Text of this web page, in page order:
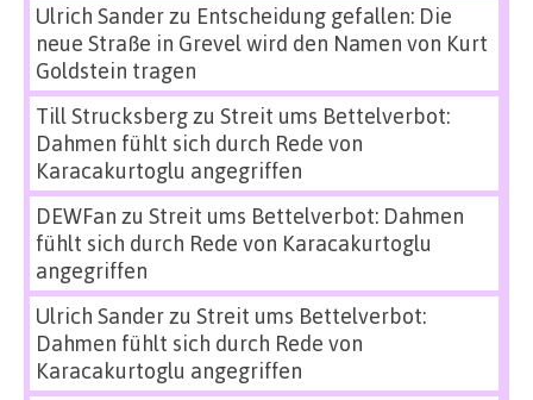
Ulrich Sanderzu Entscheidung gefallen: Die
neue Straße in Grevel wird den Namen von Kurt
Goldstein tragen
Till Strucksbergzu Streit ums Bettelverbot:
Dahmen fühlt sich durch Rede von
Karacakurtoglu angegriffen
DEWFan zu Streit ums Bettelverbot: Dahmen
fühlt sich durch Rede von Karacakurtoglu
angegriffen
Ulrich Sanderzu Streit ums Bettelverbot:
Dahmen fühlt sich durch Rede von
Karacakurtoglu angegriffen